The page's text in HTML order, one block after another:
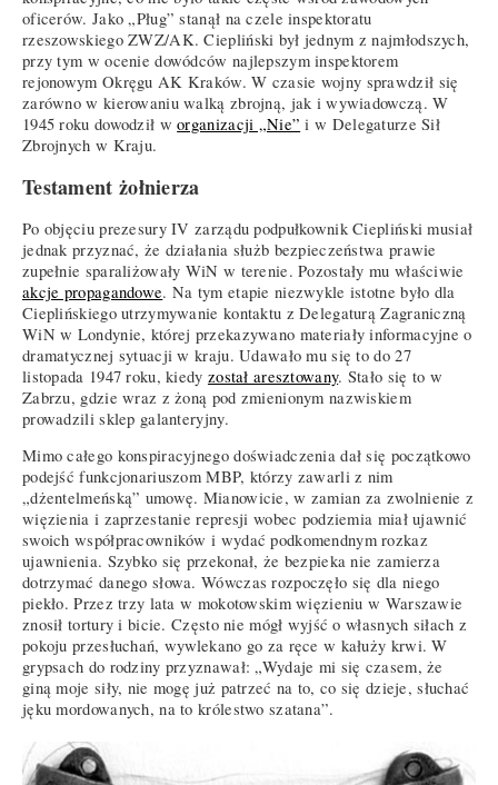
oficerów. Jako „Pług” stanął na czele inspektoratu
rzeszowskiego ZWZ/AK. Ciepliński był jednym z najmłodszych,
przy tym w ocenie dowódców najlepszym inspektorem
rejonowym Okręgu AK Kraków. W czasie wojny sprawdził się
zarówno w kierowaniu walką zbrojną, jak i wywiadowczą. W
1945 roku dowodził worganizacji „Nie” i w Delegaturze Sił
Zbrojnych w Kraju.
Testament żołnierza
Po objęciu prezesury IV zarządu podpułkownik Ciepliński musiał
jednak przyznać, że działania służb bezpieczeństwa prawie
zupełnie sparaliżowały WiN w terenie. Pozostały mu właściwie
akcje propagandowe. Na tym etapie niezwykle istotne było dla
Cieplińskiego utrzymywanie kontaktu z Delegaturą Zagraniczną
WiN w Londynie, której przekazywano materiały informacyjne o
dramatycznej sytuacji w kraju. Udawało mu się to do 27
listopada 1947 roku, kiedy został aresztowany. Stało się to w
Zabrzu, gdzie wraz z żoną pod zmienionym nazwiskiem
prowadzili sklep galanteryjny.
Mimo całego konspiracyjnego doświadczenia dał się początkowo
podejść funkcjonariuszom MBP, którzy zawarli z nim
„dżentelmeńską” umowę. Mianowicie, w zamian za zwolnienie z
więzienia i zaprzestanie represji wobec podziemia miał ujawnić
swoich współpracowników i wydać podkomendnym rozkaz
ujawnienia. Szybko się przekonał, że bezpieka nie zamierza
dotrzymać danego słowa. Wówczas rozpoczęło się dla niego
piekło. Przez trzy lata w mokotowskim więzieniu w Warszawie
znosił tortury i bicie. Często nie mógł wyjść o własnych siłach z
pokoju przesłuchań, wywlekano go za ręce w kałuży krwi. W
grypsach do rodziny przyznawał: „Wydaje mi się czasem, że
giną moje siły, nie mogę już patrzeć na to, co się dzieje, słuchać
jęku mordowanych, na to królestwo szatana”.